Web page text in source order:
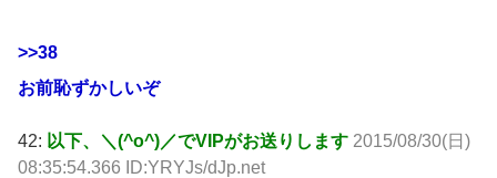
>>38
お前恥ずかしいぞ
42: 以下、＼(^o^)／でVIPがお送りします 2015/08/30(日)
08:35:54.366 ID:YRYJs/dJp.net